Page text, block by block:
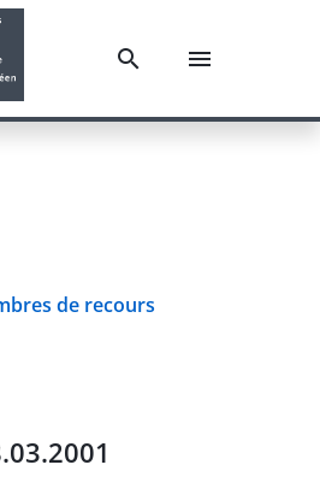
de recours